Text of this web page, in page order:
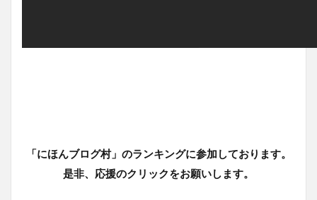
「にほんブログ村」のランキングに参加しております。
是非、応援のクリックをお願いします。